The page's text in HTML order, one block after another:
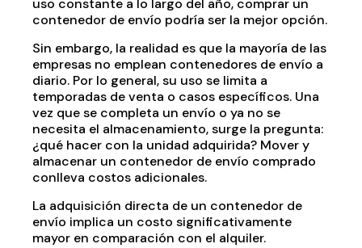
uso constante a lo largo del año, comprar un
contenedor de envío podría ser la mejor opción.
Sin embargo, la realidad es que la mayoría de las
empresas no emplean contenedores de envío a
diario. Por lo general, su uso se limita a
temporadas de venta o casos específicos. Una
vez que se completa un envío o ya no se
necesita el almacenamiento, surge la pregunta:
¿qué hacer con la unidad adquirida? Mover y
almacenar un contenedor de envío comprado
conlleva costos adicionales.
La adquisición directa de un contenedor de
envío implica un costo significativamente
mayor en comparación con el alquiler.